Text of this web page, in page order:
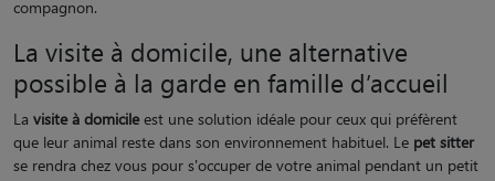
compagnon.
La visite à domicile, une alternative
possible à la garde en famille d’accueil
La visite à domicileest une solution idéale pour ceux qui préfèrent
que leur animal reste dans son environnement habituel. Le pet sitter
se rendra chez vous pour s'occuper de votre animal pendant un petit